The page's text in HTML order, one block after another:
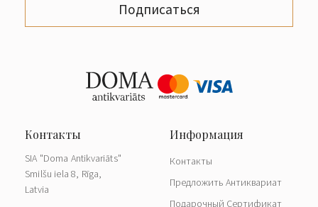
Подписаться
SIA "Doma Antikvariāts"
Smilšu iela 8, Rīga,
Latvia
Контакты
Предложить Антиквариат
Подарочный Сертификат